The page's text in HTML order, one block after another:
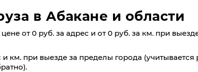
в Абакане и области
от 0 руб. за адрес и от 0 руб. за км. при
км. при выезде за пределы города (учитывается